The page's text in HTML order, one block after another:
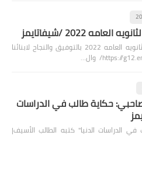
2022 /شيفاتايمز
ل معرفة نتيجة الثانويه العامه 2022 بالتوفيق والنجاح لابنائنا
حكاية طالب في الدراسات
الدراسات الدنيا" كتبه الطالب الأسيف|